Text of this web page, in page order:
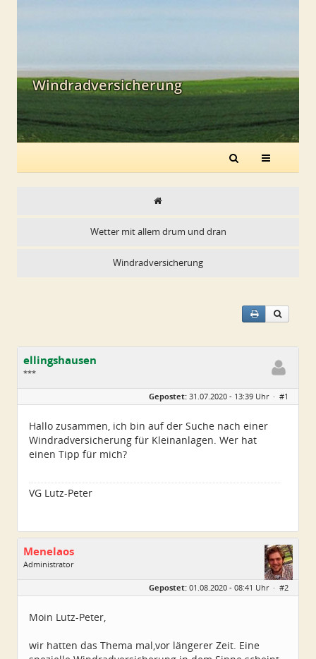
Windradversicherung
Wetter mit allem drum und dran
Windradversicherung
ellingshausen
***
Geschlecht:
Beiträge:
46
Gepostet: 31.07.2020 - 13:39 Uhr · #1
Hallo zusammen, ich bin auf der Suche nach einer
Windradversicherung für Kleinanlagen. Wer hat
einen Tipp für mich?
VG Lutz-Peter
Menelaos
Administrator
Alter:
40
Dabei seit:
04 / 2007
Gepostet: 01.08.2020 - 08:41 Uhr · #2
Moin Lutz-Peter,
wir hatten das Thema mal,vor längerer Zeit. Eine